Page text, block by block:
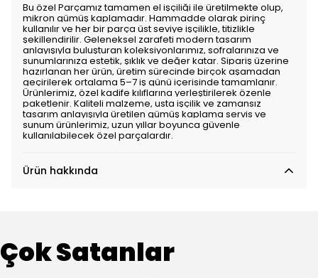
Bu özel Parçamız tamamen el işçiliği ile üretilmekte olup,
mikron gümüş kaplamadır. Hammadde olarak pirinç
kullanılır ve her bir parça üst seviye işçilikle, titizlikle
şekillendirilir. Geleneksel zarafeti modern tasarım
anlayışıyla buluşturan koleksiyonlarımız, sofralarınıza ve
sunumlarınıza estetik, şıklık ve değer katar. Sipariş üzerine
hazırlanan her ürün, üretim sürecinde birçok aşamadan
geçirilerek ortalama 5–7 iş günü içerisinde tamamlanır.
Ürünlerimiz, özel kadife kılıflarına yerleştirilerek özenle
paketlenir. Kaliteli malzeme, usta işçilik ve zamansız
tasarım anlayışıyla üretilen gümüş kaplama servis ve
sunum ürünlerimiz, uzun yıllar boyunca güvenle
kullanılabilecek özel parçalardır.
Ürün hakkında
Çok Satanlar